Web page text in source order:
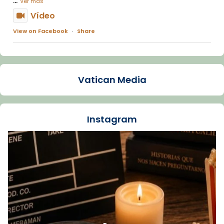
Vídeo
View on Facebook · Share
Arquebisbat de Barcelona
La Carmina va patir depressió. Fa gairebé
dos mesos, a l'Estadi Lluís Companys, la
Recupera l'entrevista comp
Vatican
tican News 👇
www.vaticannews.va/es/iglesia/news/2026-
07/carmina-historia-depresion-papa-viaje-
espana-testimoni...
Foto
Vatican Media
Instagram